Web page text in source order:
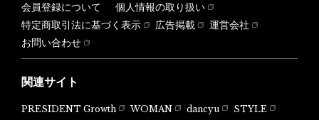
会員登録について
個人情報の取り扱い
特定商取引法に基づく表示
広告掲載
運営会社
お問い合わせ
関連サイト
PRESIDENT Growth WOMAN dancyu
STYLE